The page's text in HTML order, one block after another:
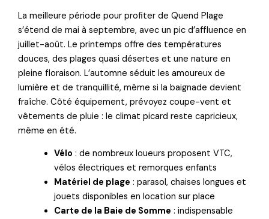
La meilleure période pour profiter de Quend Plage
s’étend de mai à septembre, avec un pic d’affluence en
juillet-août. Le printemps offre des températures
douces, des plages quasi désertes et une nature en
pleine floraison. L’automne séduit les amoureux de
lumière et de tranquillité, même si la baignade devient
fraîche. Côté équipement, prévoyez coupe-vent et
vêtements de pluie : le climat picard reste capricieux,
même en été.
Vélo : de nombreux loueurs proposent VTC,
vélos électriques et remorques enfants
Matériel de plage : parasol, chaises longues et
jouets disponibles en location sur place
Carte de la Baie de Somme : indispensable